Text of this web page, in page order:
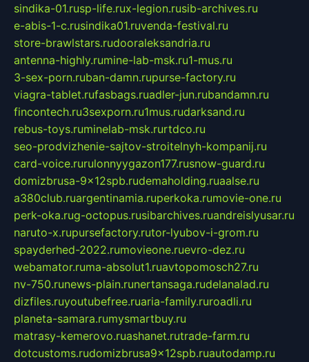
sindika-01.rusp-life.rux-legion.rusib-archives.ru
e-abis-1-c.rusindika01.ruvenda-festival.ru
store-brawlstars.rudooraleksandria.ru
antenna-highly.rumine-lab-msk.ru1-mus.ru
3-sex-porn.ruban-damn.rupurse-factory.ru
viagra-tablet.rufasbags.ruadler-jun.rubandamn.ru
fincontech.ru3sexporn.ru1mus.rudarksand.ru
rebus-toys.ruminelab-msk.rurtdco.ru
seo-prodvizhenie-sajtov-stroitelnyh-kompanij.ru
card-voice.rurulonnyygazon177.rusnow-guard.ru
domizbrusa-9x12spb.rudemaholding.ruaalse.ru
a380club.ruargentinamia.ruperkoka.rumovie-one.ru
perk-oka.rug-octopus.rusibarchives.ruandreislyusar.ru
naruto-x.rupursefactory.rutor-lyubov-i-grom.ru
spayderhed-2022.rumovieone.ruevro-dez.ru
webamator.ruma-absolut1.ruavtopomosch27.ru
nv-750.runews-plain.runertansaga.rudelanalad.ru
dizfiles.ruyoutubefree.ruaria-family.ruroadli.ru
planeta-samara.rumysmartbuy.ru
matrasy-kemerovo.ruashanet.rutrade-farm.ru
dotcustoms.rudomizbrusa9x12spb.ruautodamp.ru